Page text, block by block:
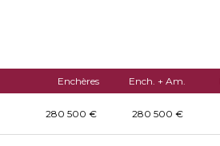
Enchères Ench. + Am.
280 500 € 280 500 €